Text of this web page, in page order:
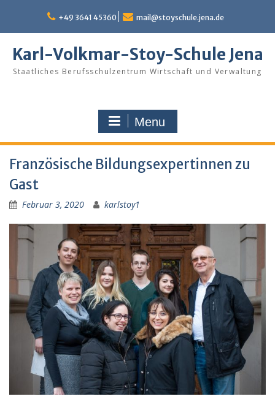
content
+49 3641 45360 mail@stoyschule.jena.de
Karl-Volkmar-Stoy-Schule Jena
Staatliches Berufsschulzentrum Wirtschaft und Verwaltung
Menu
Französische Bildungsexpertinnen zu
Gast
Februar 3, 2020 karlstoy1